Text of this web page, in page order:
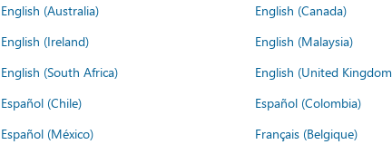
English (Australia)
English (Canada)
English (Ireland)
English (Malaysia)
English (South Africa)
English (United
Español (Chile)
Español (Colombia)
Español (México)
Français (Belgique)